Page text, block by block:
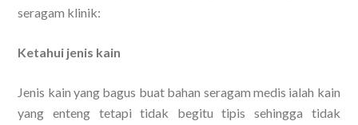
seragam klinik:
Ketahui jenis kain
Jenis kain yang bagus buat bahan seragam medis ialah kain
yang enteng tetapi tidak begitu tipis sehingga tidak